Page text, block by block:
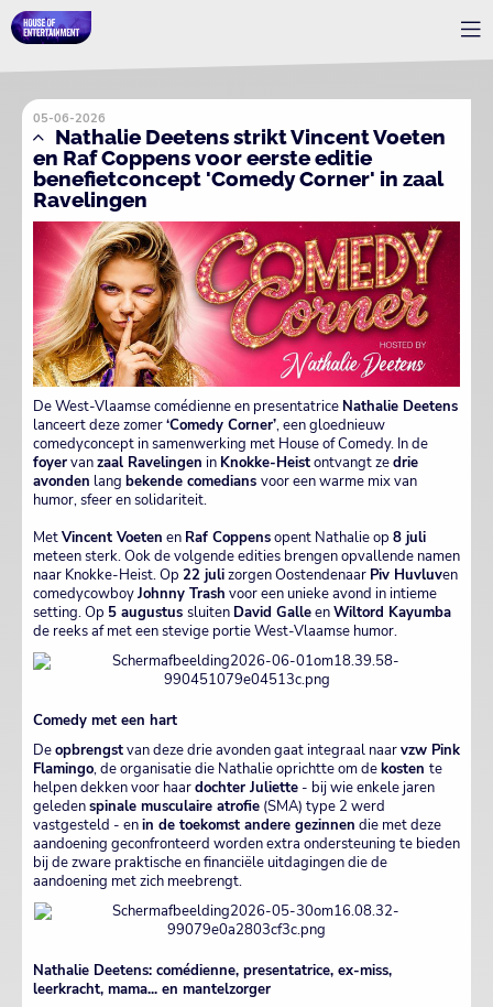
05-06-2026
Nathalie Deetens strikt Vincent Voeten
en Raf Coppens voor eerste editie
benefietconcept 'Comedy Corner' in zaal
Ravelingen
De West-Vlaamse comédienne en presentatrice Nathalie Deetens
lanceert deze zomer‘Comedy Corner’, een gloednieuw
comedyconcept in samenwerking met House of Comedy. In de
foyervanzaal Ravelingen in Knokke-Heistontvangt zedrie
avonden lang bekende comedians voor een warme mix van
humor, sfeer en solidariteit.
MetVincent Voeten en Raf Coppensopent Nathalie op 8 juli
meteen sterk. Ook de volgende edities brengen opvallende namen
naar Knokke-Heist. Op 22 julizorgen Oostendenaar Piv Huvluven
comedycowboyJohnny Trash voor een unieke avond in intieme
setting. Op 5 augustus sluiten David GalleenWiltord Kayumba
de reeks af met een stevige portie West-Vlaamse humor.
Comedy met een hart
Deopbrengstvan deze drie avonden gaat integraal naarvzw Pink
Flamingo, de organisatie die Nathalie oprichtte om dekosten te
helpen dekken voor haardochter Juliette - bij wie enkele jaren
geledenspinale musculaire atrofie (SMA) type 2 werd
vastgesteld - enin de toekomst andere gezinnen die met deze
aandoening geconfronteerd worden extra ondersteuning te bieden
bij de zware praktische en financiële uitdagingen die de
aandoening met zich meebrengt.
Nathalie Deetens: comédienne, presentatrice, ex-miss,
leerkracht, mama... en mantelzorger